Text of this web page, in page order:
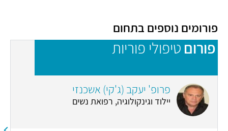
פורומים נוספים בתחום
פורום טיפולי פוריות
פרופ' יעקב (ג'קי) אשכנזי
יילוד וגינקולוגיה, רפואת נשים